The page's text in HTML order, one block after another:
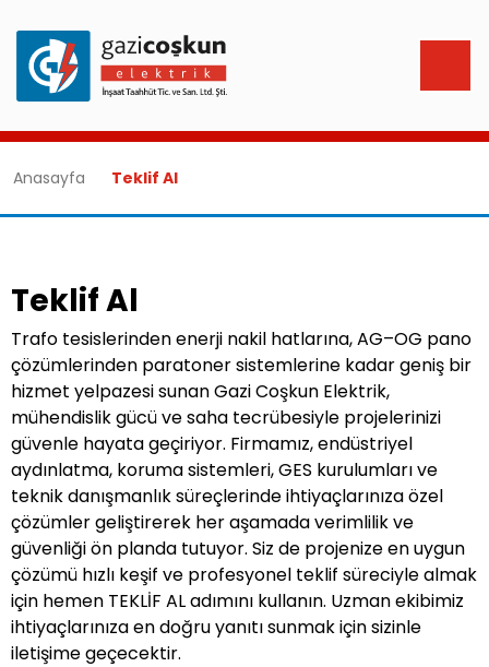
Anasayfa Teklif Al
Teklif Al
Trafo tesislerinden enerji nakil hatlarına, AG–OG pano
çözümlerinden paratoner sistemlerine kadar geniş bir
hizmet yelpazesi sunan Gazi Coşkun Elektrik,
mühendislik gücü ve saha tecrübesiyle projelerinizi
güvenle hayata geçiriyor. Firmamız, endüstriyel
aydınlatma, koruma sistemleri, GES kurulumları ve
teknik danışmanlık süreçlerinde ihtiyaçlarınıza özel
çözümler geliştirerek her aşamada verimlilik ve
güvenliği ön planda tutuyor. Siz de projenize en uygun
çözümü hızlı keşif ve profesyonel teklif süreciyle almak
için hemen TEKLİF AL adımını kullanın. Uzman ekibimiz
ihtiyaçlarınıza en doğru yanıtı sunmak için sizinle
iletişime geçecektir.